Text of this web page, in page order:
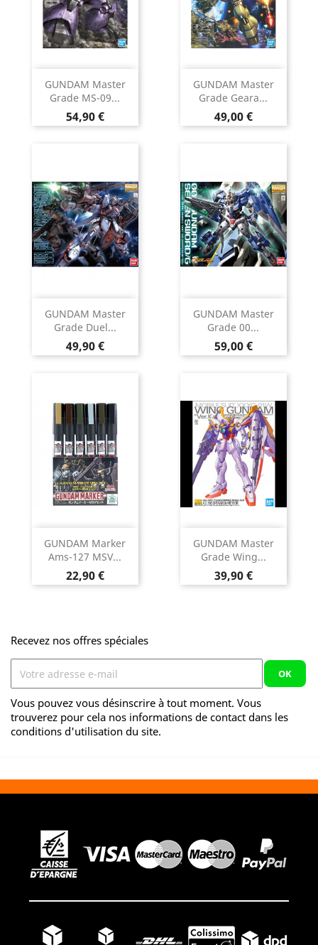
GUNDAM Master
Grade MS-09...
Prix
54,90 €
GUNDAM Master
Grade Geara...
Prix
49,00 €
GUNDAM Master
Grade Duel...
Prix
49,90 €
GUNDAM Master
Grade 00...
Prix
59,00 €
GUNDAM Marker
Ams-127 MSV...
Prix
22,90 €
GUNDAM Master
Grade Wing...
Prix
39,90 €
Recevez nos offres spéciales
Vous pouvez vous désinscrire à tout moment. Vous
trouverez pour cela nos informations de contact dans les
conditions d'utilisation du site.